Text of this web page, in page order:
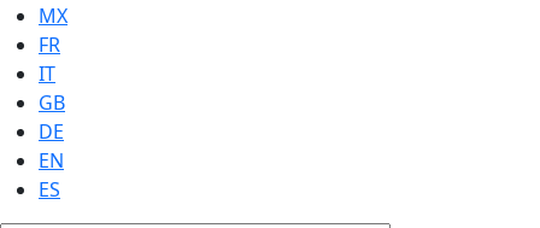
MX
FR
IT
GB
DE
EN
ES